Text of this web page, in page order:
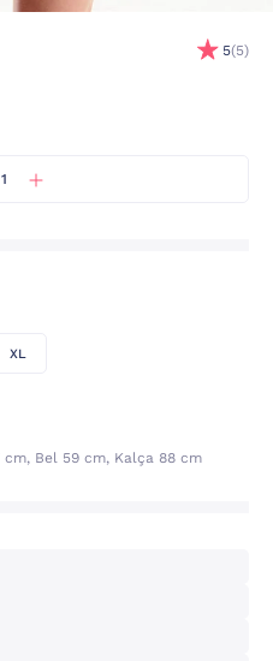
5(5)
XL
cm, Bel 59 cm, Kalça 88 cm